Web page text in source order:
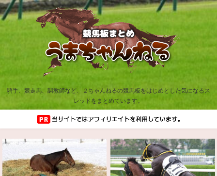
騎手、競走馬、調教師など、２ちゃんねるの競馬板をはじめとした気になるス
レッドをまとめています。